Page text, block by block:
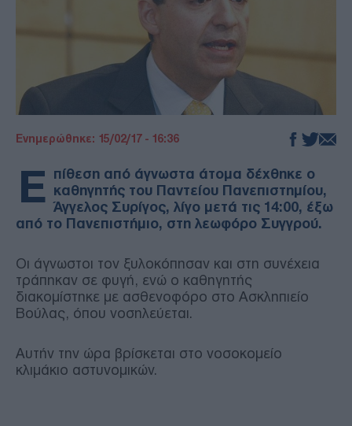
Ενημερώθηκε: 15/02/17 - 16:36
Ε πίθεση από άγνωστα άτομα δέχθηκε ο
καθηγητής του Παντείου Πανεπιστημίου,
Άγγελος Συρίγος, λίγο μετά τις 14:00, έξω
από το Πανεπιστήμιο, στη λεωφόρο Συγγρού.
Οι άγνωστοι τον ξυλοκόπησαν και στη συνέχεια
τράπηκαν σε φυγή, ενώ ο καθηγητής
διακομίστηκε με ασθενοφόρο στο Ασκληπιείο
Βούλας, όπου νοσηλεύεται.
Αυτήν την ώρα βρίσκεται στο νοσοκομείο
κλιμάκιο αστυνομικών.